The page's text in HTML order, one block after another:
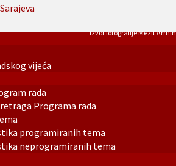
vijeća
rada
Programa rada
programiranih tema
neprogramiranih tema
Izvor fotografije Mezit Armin